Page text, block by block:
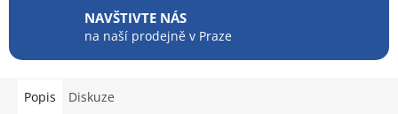
NAVŠTIVTE NÁS
na naší prodejně v Praze
Popis Diskuze